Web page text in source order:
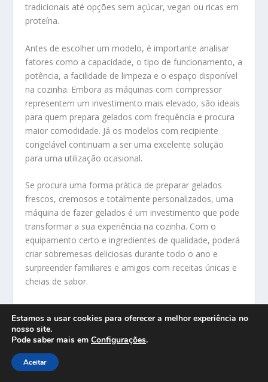
tradicionais até opções sem açúcar, vegan ou ricas em
proteína.
Antes de escolher um modelo, é importante analisar
fatores como a capacidade, o tipo de funcionamento, a
potência, a facilidade de limpeza e o espaço disponível
na cozinha. Embora as máquinas com compressor
representem um investimento mais elevado, são ideais
para quem prepara gelados com frequência e procura
maior comodidade. Já os modelos com recipiente
congelável continuam a ser uma excelente solução
para uma utilização ocasional.
Se procura uma forma prática de preparar gelados
frescos, cremosos e totalmente personalizados, uma
máquina de fazer gelados é um investimento que pode
transformar a sua experiência na cozinha. Com o
equipamento certo e ingredientes de qualidade, poderá
criar sobremesas deliciosas durante todo o ano e
surpreender familiares e amigos com receitas únicas e
cheias de sabor.
Dispensador de Bebidas e Qual Escolher
Estamos a usar cookies para oferecer a melhor experiência no
nosso site.
Pode saber mais em Configurações.
Aceitar